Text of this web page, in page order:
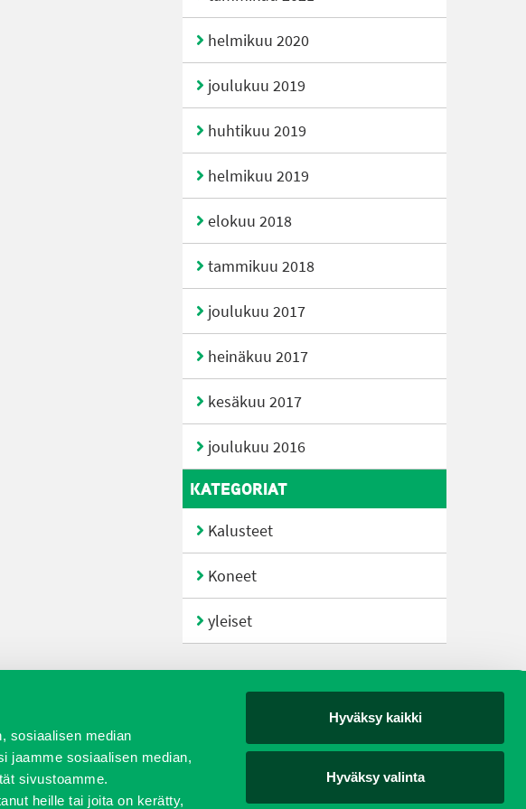
sosiaalisen median
jaamme sosiaalisen median,
sivustoamme.
heille tai joita on kerätty,
Hyväksy kaikki
Hyväksy valinta
helmikuu 2020
joulukuu 2019
huhtikuu 2019
helmikuu 2019
elokuu 2018
tammikuu 2018
joulukuu 2017
heinäkuu 2017
kesäkuu 2017
joulukuu 2016
KATEGORIAT
Kalusteet
Koneet
yleiset
Jälleenmyyjät